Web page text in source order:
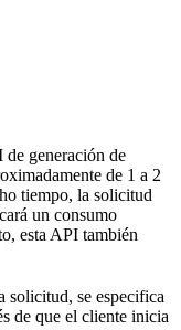
generación de
de 1 a 2
tiempo, la solicitud
un consumo
esta API también
solicitud, se especifica
de que el cliente inicia